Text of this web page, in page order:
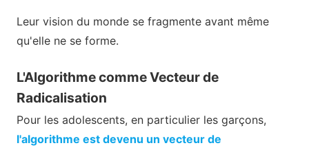
Leur vision du monde se fragmente avant même
qu'elle ne se forme.
L'Algorithme comme Vecteur de
Radicalisation
Pour les adolescents, en particulier les garçons,
l'algorithme est devenu un vecteur de